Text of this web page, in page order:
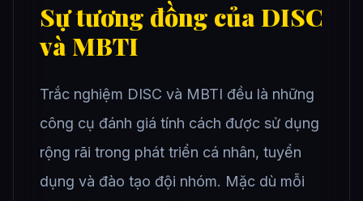
Sự tương đồng của DISC
và MBTI
Trắc nghiệm DISC và MBTI đều là những
công cụ đánh giá tính cách được sử dụng
rộng rãi trong phát triển cá nhân, tuyển
dụng và đào tạo đội nhóm. Mặc dù mỗi